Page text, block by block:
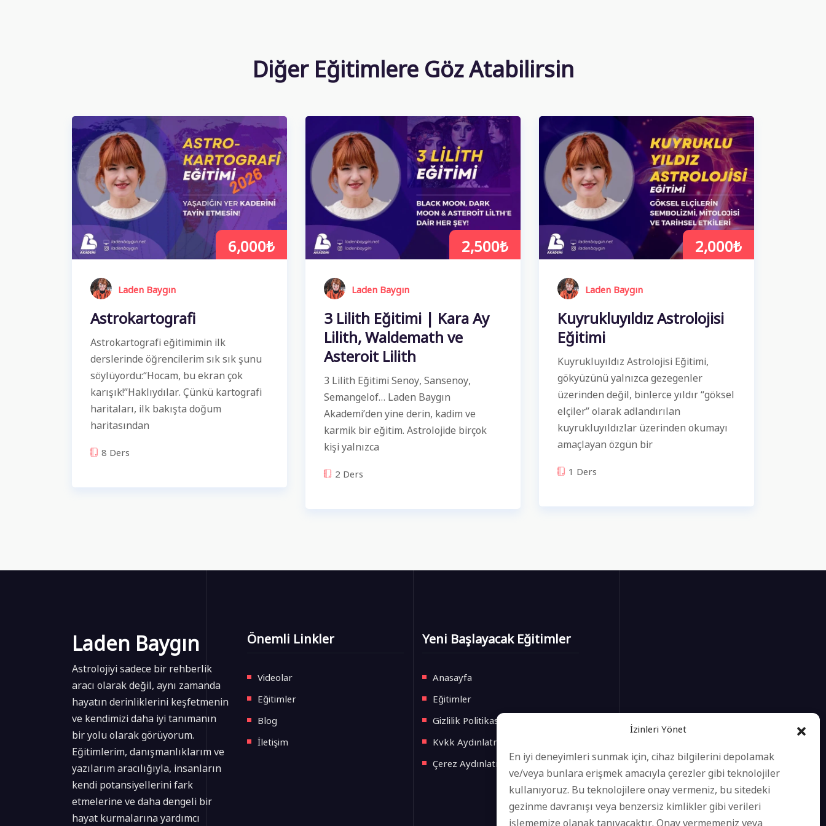
İzinleri Yönet
En iyi deneyimleri sunmak için, cihaz bilgilerini depolamak
ve/veya bunlara erişmek amacıyla çerezler gibi teknolojiler
kullanıyoruz. Bu teknolojilere onay vermeniz, bu sitedeki
gezinme davranışı veya benzersiz kimlikler gibi verileri
işlememize olanak tanıyacaktır. Onay vermemeniz veya
Diğer Eğitimlere Göz Atabilirsin
6,000₺
Laden Baygın
Astrokartografi
Astrokartografi eğitimimin ilk
derslerinde öğrencilerim sık sık şunu
söylüyordu:“Hocam, bu ekran çok
karışık!”Haklıydılar. Çünkü kartografi
haritaları, ilk bakışta doğum
haritasından
8 Ders
2,500₺
Laden Baygın
3 Lilith Eğitimi | Kara Ay
Lilith, Waldemath ve
Asteroit Lilith
3 Lilith Eğitimi Senoy, Sansenoy,
Semangelof… Laden Baygın
Akademi’den yine derin, kadim ve
karmik bir eğitim. Astrolojide birçok
kişi yalnızca
2 Ders
2,000₺
Laden Baygın
Kuyrukluyıldız Astrolojisi
Eğitimi
Kuyrukluyıldız Astrolojisi Eğitimi,
gökyüzünü yalnızca gezegenler
üzerinden değil, binlerce yıldır “göksel
elçiler” olarak adlandırılan
kuyrukluyıldızlar üzerinden okumayı
amaçlayan özgün bir
1 Ders
Laden Baygın
Astrolojiyi sadece bir rehberlik
aracı olarak değil, aynı zamanda
hayatın derinliklerini keşfetmenin
ve kendimizi daha iyi tanımanın
bir yolu olarak görüyorum.
Eğitimlerim, danışmanlıklarım ve
yazılarım aracılığıyla, insanların
kendi potansiyellerini fark
etmelerine ve daha dengeli bir
hayat kurmalarına yardımcı
Önemli Linkler
Videolar
Eğitimler
Blog
İletişim
Yeni Başlayacak Eğitimler
Anasayfa
Eğitimler
Gizlilik Politikası
Kvkk Aydınlatma Metni
Çerez Aydınlatma Metni